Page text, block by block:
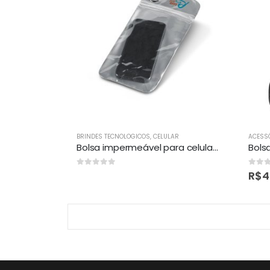
BRINDES TECNOLOGICOS, CELULAR
Bolsa impermeável para celular personalizada
0out
R$